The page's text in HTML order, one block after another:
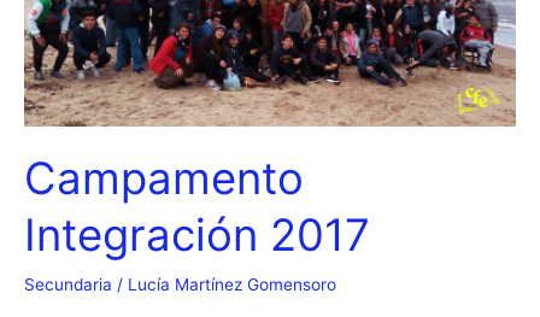
Campamento
Integración 2017
Secundaria / Lucía Martínez Gomensoro